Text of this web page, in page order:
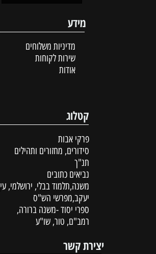
מידע
מדיניות משלוחים
שירות לקוחות
אודות
קטלוג
פרקי אבות
סידורים, מחזורים ותהילים
תנ"ך
נביאים כתובים
משנה,תלמוד בבלי, ירושלמי, עין
יעקב,מפרשי הש"ס
ספרי יסוד -משנה ברורה,
רמב"ם, טור, שו"ע
יצירת קשר